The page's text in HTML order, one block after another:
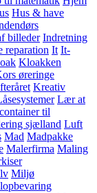
Hus & have
billeder Indretning
reparation It It-
Kloakken
øreringe
Kreativ
Lær at
til
sjælland Luft
Mad Madpakke
Malerfirma Maling
Miljø